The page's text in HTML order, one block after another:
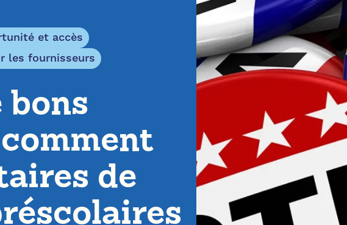
et accès
les fournisseurs
bons
de